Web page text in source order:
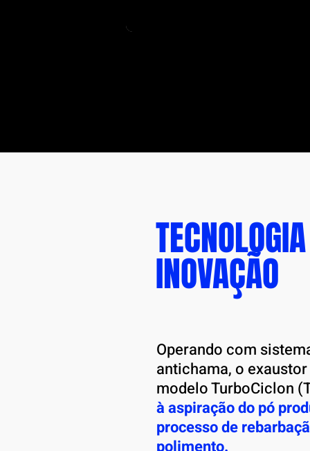
Operando com
antichama, o
modelo TurboCiclon
àaspiração do pó
processo de
INOVAÇÃO